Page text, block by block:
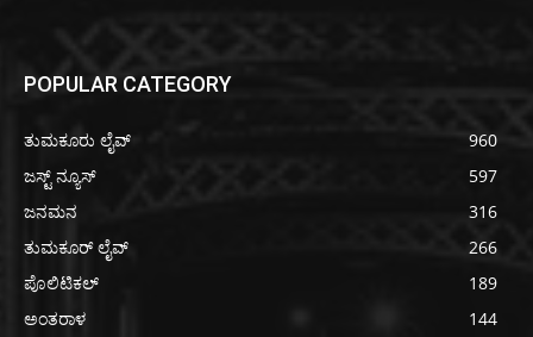
POPULAR CATEGORY
ತುಮಕೂರು ಲೈವ್
960
ಜಸ್ಟ್ ನ್ಯೂಸ್
597
ಜನಮನ
316
ತುಮಕೂರ್ ಲೈವ್
266
ಪೊಲಿಟಿಕಲ್
189
ಅಂತರಾಳ
144